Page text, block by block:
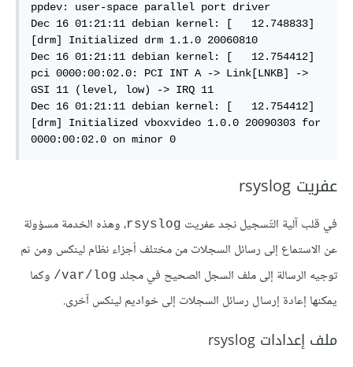
ppdev: user-space parallel port driver
Dec 16 01:21:11 debian kernel: [   12.748833]
[drm] Initialized drm 1.1.0 20060810
Dec 16 01:21:11 debian kernel: [   12.754412]
pci 0000:00:02.0: PCI INT A -> Link[LNKB] ->
GSI 11 (level, low) -> IRQ 11
Dec 16 01:21:11 debian kernel: [   12.754412]
[drm] Initialized vboxvideo 1.0.0 20090303 for
0000:00:02.0 on minor 0
عفريت rsyslog
في قلب آلية التّسجيل نجد عفريت rsyslog، وهذه الخدمة مسؤولة
عن الاستماع إلى رسائل السجلات من مختلف أجزاء نظام لينكس ومن ثم
توجيه الرسالة إلى ملف السجل الصحيح في مجلد var/log/
وكما
يمكنها إعادة إرسال رسائل السجلات إلى خواديم لينكس آخرى.
ملف إعدادات rsyslog